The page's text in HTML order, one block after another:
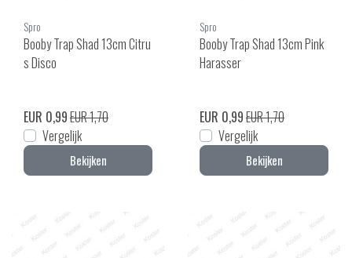
Spro
Booby Trap Shad 13cm Citru
s Disco
EUR 0,99EUR 1,70
Vergelijk
Bekijken
Spro
Booby Trap Shad 13cm Pink
Harasser
EUR 0,99EUR 1,70
Vergelijk
Bekijken